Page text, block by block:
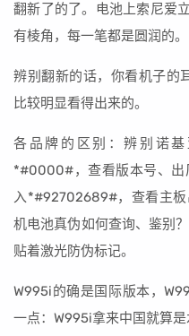
翻新了的了。电池上索尼爱
有棱角，每一笔都是圆润的。
辨别翻新的话，你看机子的
比较明显看得出来的。
各品牌的区别：辨别诺
*#0000#，查看版本号、出
入*#92702689#，查看主板
机电池真伪如何查询、鉴别
贴着激光防伪标记。
W995i的确是国际版本，
一点：W995i拿来中国就算